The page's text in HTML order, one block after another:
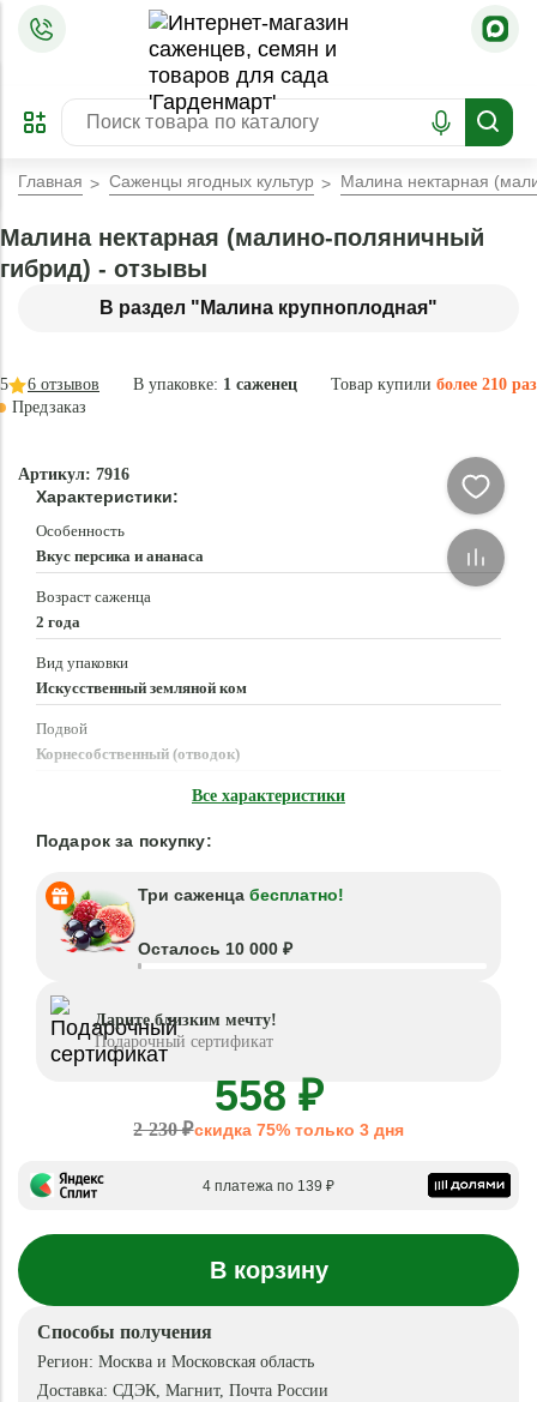
ПРЕДЗАКАЗ
ЗАБРОНИРОВАТЬ
ЛУЧШЕЕ
Главная Саженцы ягодных культур Малина нектарная
В раздел "Малина крупноплодная"
Малина нектарная (малино-поляничный
гибрид) - отзывы
В упаковке: 1 саженец Товар купили более 210 раз
5 6 отзывов
Предзаказ
Артикул: 7916
Характеристики:
Особенность
Вкус персика и ананаса
Возраст саженца
2 года
Вид упаковки
Искусственный земляной ком
Подвой
Корнесобственный (отводок)
Все характеристики
Подарок за покупку:
Три саженца бесплатно!
Осталось 10 000 ₽
Дарите близким мечту!
Подарочный сертификат
558 ₽
2 230 ₽скидка 75% только 3 дня
4 платежа по 139 ₽
В корзину
Способы получения
Регион: Москва и Московская область
Доставка: СДЭК, Магнит, Почта России